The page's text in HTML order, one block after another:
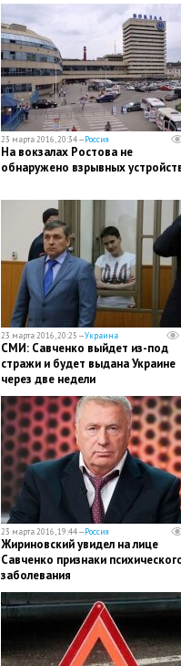
23 марта 2016, 20:34 —Россия
На вокзалах Ростова не
обнаружено взрывных
23 марта 2016, 20:25 —Украина
СМИ: Савченко выйдет из-под
стражи и будет выдана Украине
через две недели
23 марта 2016, 19:44 —Россия
Жириновский увидел на лице
Савченко признаки
заболевания